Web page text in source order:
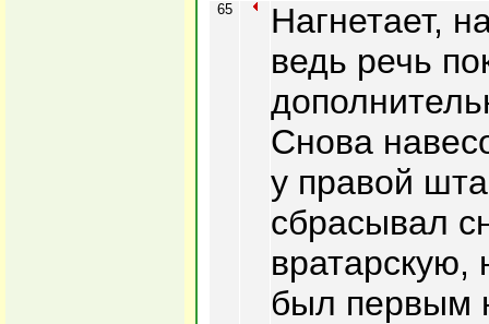
65
Нагнетает,
ведь речь
Снова
у правой
сбрасывал
вратарскую,
был первым